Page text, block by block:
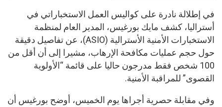
في إطلالة نادرة على كواليس العمل الاستخباراتي في
أستراليا، كشف مايك بورغيس، المدير العام لمنظمة
الاستخبارات الأمنية الأسترالية (ASIO)، عن تفاصيل دقيقة
حول حجم عمليات مكافحة الإرهاب، مشيرا إلى أن أقل من
100 شخص فقط مدرجون حاليا على قائمة “الأولوية
القصوى” للمراقبة الأمنية.
وفي مقابلة حصرية أجراها يوم الخميس، أوضح بورغيس أن